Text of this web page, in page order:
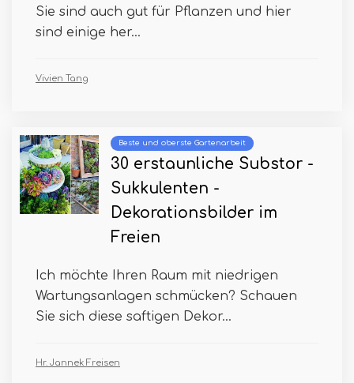
Sie sind auch gut für Pflanzen und hier
sind einige her...
Vivien Tang
Beste und oberste Gartenarbeit
30 erstaunliche Substor -
Sukkulenten -
Dekorationsbilder im
Freien
Ich möchte Ihren Raum mit niedrigen
Wartungsanlagen schmücken? Schauen
Sie sich diese saftigen Dekor...
Hr. Jannek Freisen